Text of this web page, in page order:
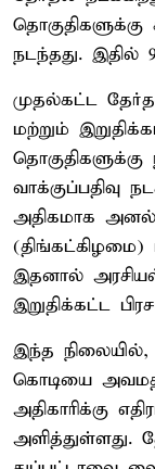
தொகுதிகளுக்கு
நடந்தது. இதில்
முதல்கட்ட
மற்றும்
வாக்குப்பதிவு
அதிகமாக அனல்
(திங்கட்கிழமை)
இதனால்
இறுதிக்கட்ட
இந்த நிலையில்,
கொடியை
அதிகாரிக்கு
அளித்துள்ளது.